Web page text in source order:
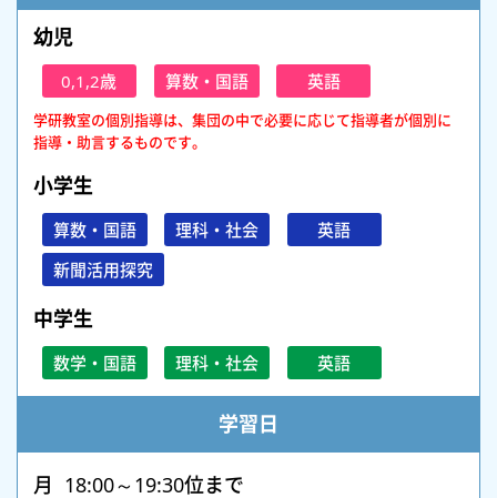
幼児
0,1,2歳 算数・国語 英語
学研教室の個別指導は、集団の中で必要に応じて指導者が個別に
指導・助言するものです。
小学生
算数・国語 理科・社会
英語
新聞活用探究
中学生
数学・国語 理科・社会 英語
学習日
月 18:00～19:30位まで